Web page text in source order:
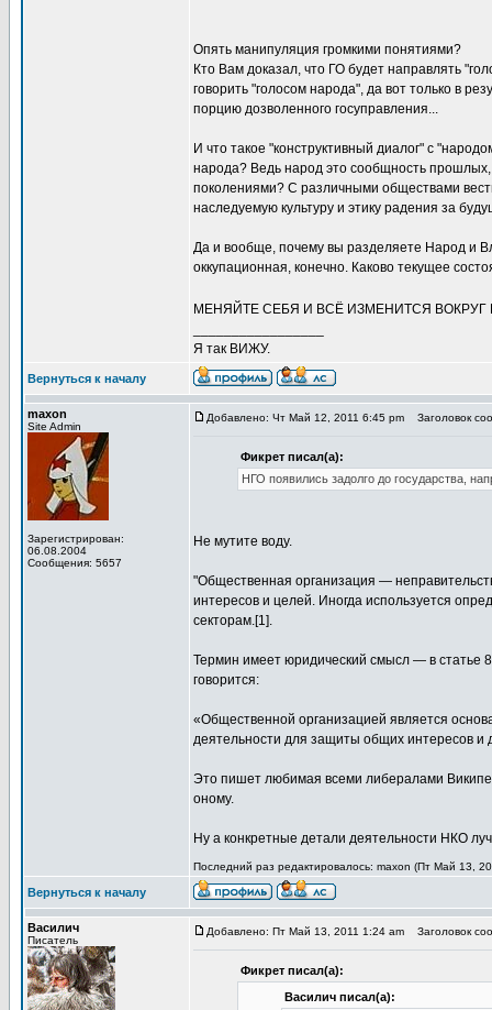
Опять манипуляция громкими понятиями?
Кто Вам доказал, что ГО будет направлять
говорить "голосом народа", да вот только в
порцию дозволенного госуправления...
И что такое "конструктивный диалог" с
народа? Ведь народ это сообщность
поколениями? С различными обществами
наследуемую культуру и этику радения за
Да и вообще, почему вы разделяете Народ и
оккупационная, конечно. Каково текущее
МЕНЯЙТЕ СЕБЯ И ВСЁ ИЗМЕНИТСЯ ВОКРУГ
Я так ВИЖУ.
Вернуться к началу
maxon
Site Admin
Зарегистрирован:
06.08.2004
Сообщения: 5657
Добавлено: Чт Май 12, 2011 6:45 pm Заголовок
Фикрет писал(а):
НГО появились задолго до государства,
Не мутите воду.
"Общественная организация —
интересов и целей. Иногда используется
секторам.[1].
Термин имеет юридический смысл — в статье
говорится:
«Общественной организацией является
деятельности для защиты общих интересов
Это пишет любимая всеми либералами
оному.
Ну а конкретные детали деятельности НКО
Последний раз редактировалось: maxon (Пт Май 13,
Вернуться к началу
Василич
Писатель
Добавлено: Пт Май 13, 2011 1:24 am Заголовок
Фикрет писал(а):
Василич писал(а):